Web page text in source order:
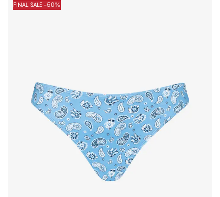
FINAL SALE -50%